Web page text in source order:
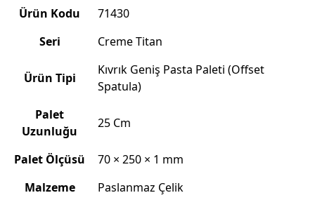
Ürün Kodu
71430
Seri
Creme Titan
Ürün Tipi
Kıvrık Geniş Pasta Paleti (Offset
Spatula)
Palet
Uzunluğu
25 Cm
Palet Ölçüsü
70 × 250 × 1 mm
Malzeme
Paslanmaz Çelik